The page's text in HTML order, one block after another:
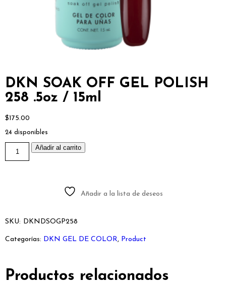
DKN SOAK OFF GEL POLISH
258 .5oz / 15ml
$175.00
24 disponibles
DKN
SOAK
OFF
Añadir al carrito
Añadir a la lista de deseos
SKU: DKNDSOGP258
Categorías: DKN GEL DE COLOR, Product
Productos relacionados